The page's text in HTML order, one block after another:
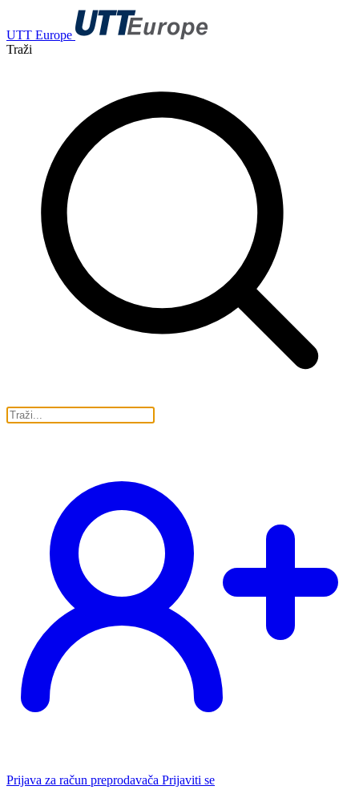
UTT Europe
Traži
Prijava za račun preprodavača Prijaviti se